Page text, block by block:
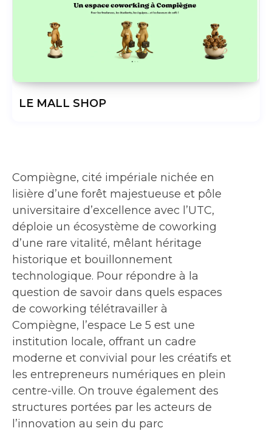
LE MALL SHOP
Compiègne, cité impériale nichée en
lisière d’une forêt majestueuse et pôle
universitaire d’excellence avec l’UTC,
déploie un écosystème de coworking
d’une rare vitalité, mêlant héritage
historique et bouillonnement
technologique. Pour répondre à la
question de savoir dans quels espaces
de coworking télétravailler à
Compiègne, l’espace Le 5 est une
institution locale, offrant un cadre
moderne et convivial pour les créatifs et
les entrepreneurs numériques en plein
centre-ville. On trouve également des
structures portées par les acteurs de
l’innovation au sein du parc